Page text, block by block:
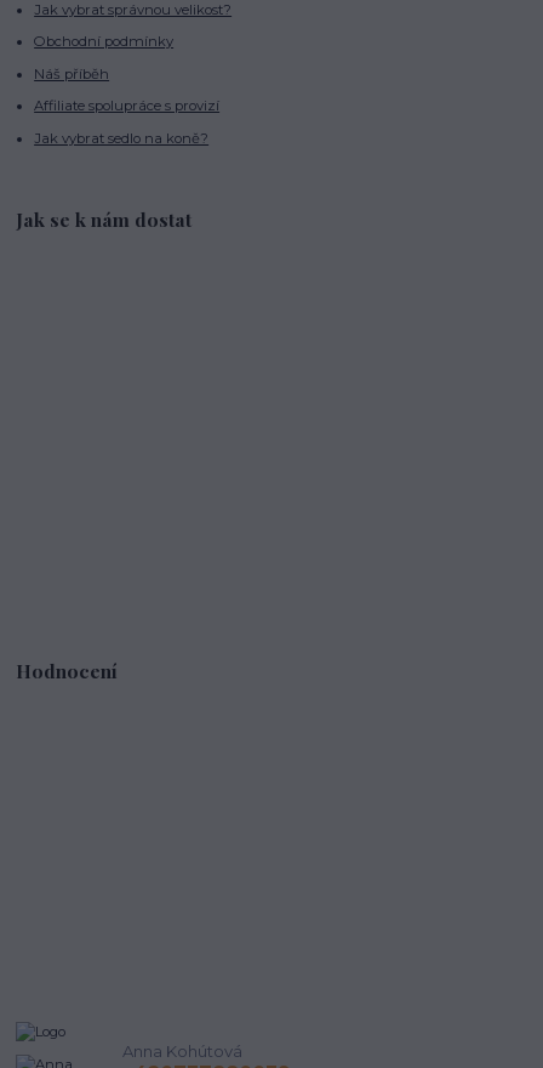
Jak vybrat správnou velikost?
Obchodní podmínky
Náš příběh
Affiliate spolupráce s provizí
Jak vybrat sedlo na koně?
Jak se k nám dostat
Hodnocení
Anna Kohútová